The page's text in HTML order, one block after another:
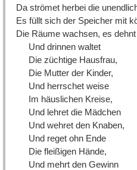
Da strömet herbei die
Es füllt sich der Speicher mit
Die Räume wachsen, es
Und drinnen waltet
Die züchtige Hausfrau,
Die Mutter der Kinder,
Und herrschet weise
Im häuslichen Kreise,
Und lehret die Mädchen
Und wehret den Knaben,
Und reget ohn Ende
Die fleißigen Hände,
Und mehrt den Gewinn